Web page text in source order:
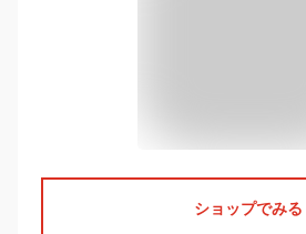
ショップでみる